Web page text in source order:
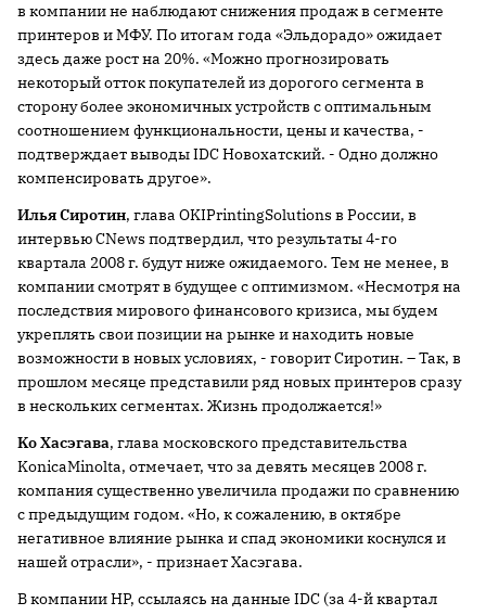
в компании не наблюдают снижения продаж в сегменте
принтеров и МФУ. По итогам года «Эльдорадо» ожидает
здесь даже рост на 20%. «Можно прогнозировать
некоторый отток покупателей из дорогого сегмента в
сторону более экономичных устройств с оптимальным
соотношением функциональности, цены и качества, -
подтверждает выводы IDC Новохатский. - Одно должно
компенсировать другое».
Илья Сиротин, глава OKIPrintingSolutions в России, в
интервью CNews подтвердил, что результаты 4-го
квартала 2008 г. будут ниже ожидаемого. Тем не менее, в
компании смотрят в будущее с оптимизмом. «Несмотря на
последствия мирового финансового кризиса, мы будем
укреплять свои позиции на рынке и находить новые
возможности в новых условиях, - говорит Сиротин. – Так, в
прошлом месяце представили ряд новых принтеров сразу
в нескольких сегментах. Жизнь продолжается!»
KoХасэгава, глава московского представительства
KonicaMinolta, отмечает, что за девять месяцев 2008 г.
компания существенно увеличила продажи по сравнению
с предыдущим годом. «Но, к сожалению, в октябре
негативное влияние рынка и спад экономики коснулся и
нашей отрасли», - признает Хасэгава.
В компании НР, ссылаясь на данные IDC (за 4-й квартал